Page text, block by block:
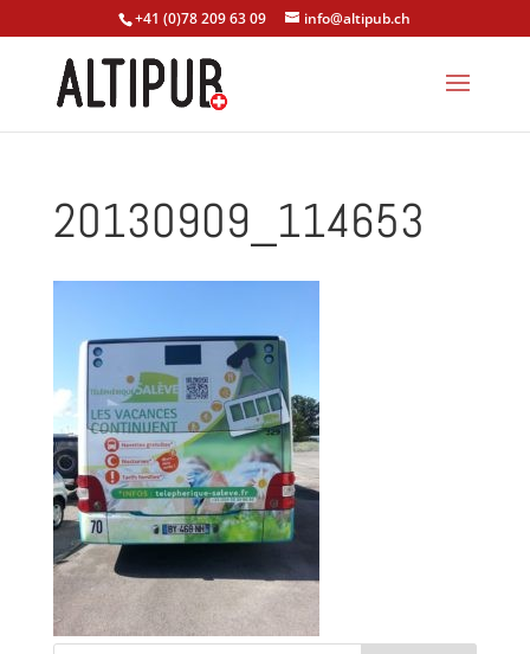
+41 (0)78 209 63 09 info@altipub.ch
20130909_114653